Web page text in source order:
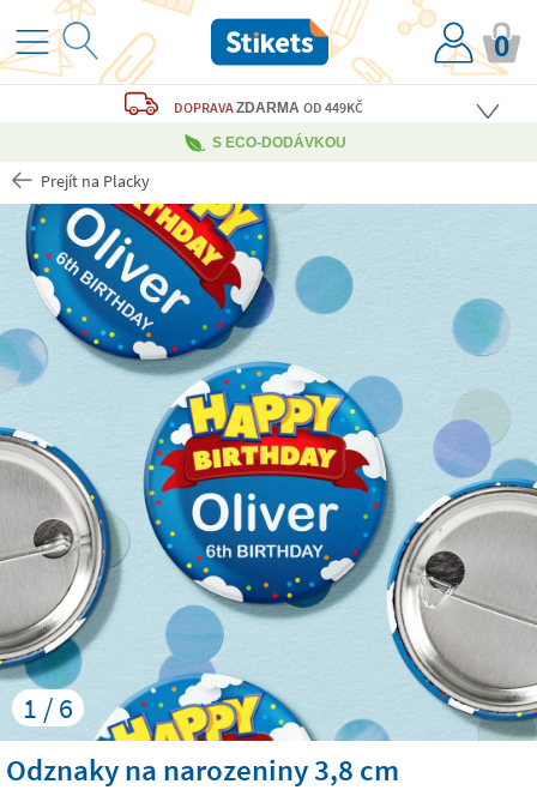
0
DOPRAVAZDARMAOD 449KČ
S ECO-DODÁVKOU
Prejít na Placky
1 / 6
Odznaky na narozeniny 3,8 cm